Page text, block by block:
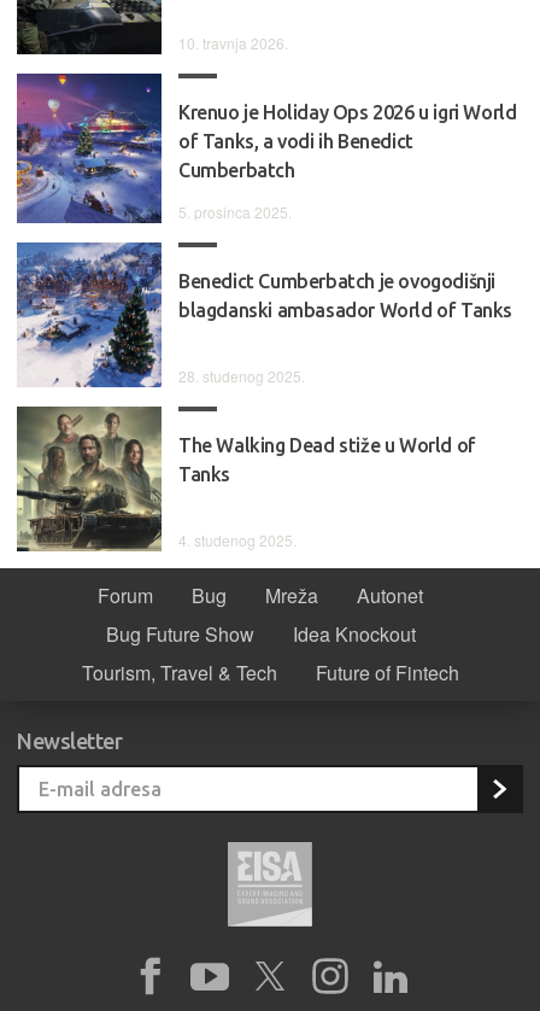
10. travnja 2026.
Krenuo je Holiday Ops 2026 u igri World
of Tanks, a vodi ih Benedict
Cumberbatch
5. prosinca 2025.
Benedict Cumberbatch je ovogodišnji
blagdanski ambasador World of Tanks
28. studenog 2025.
The Walking Dead stiže u World of
Tanks
4. studenog 2025.
Forum Bug Mreža
Autonet
Bug Future Show
Idea Knockout
Tourism, Travel & Tech
Future of Fintech
Newsletter